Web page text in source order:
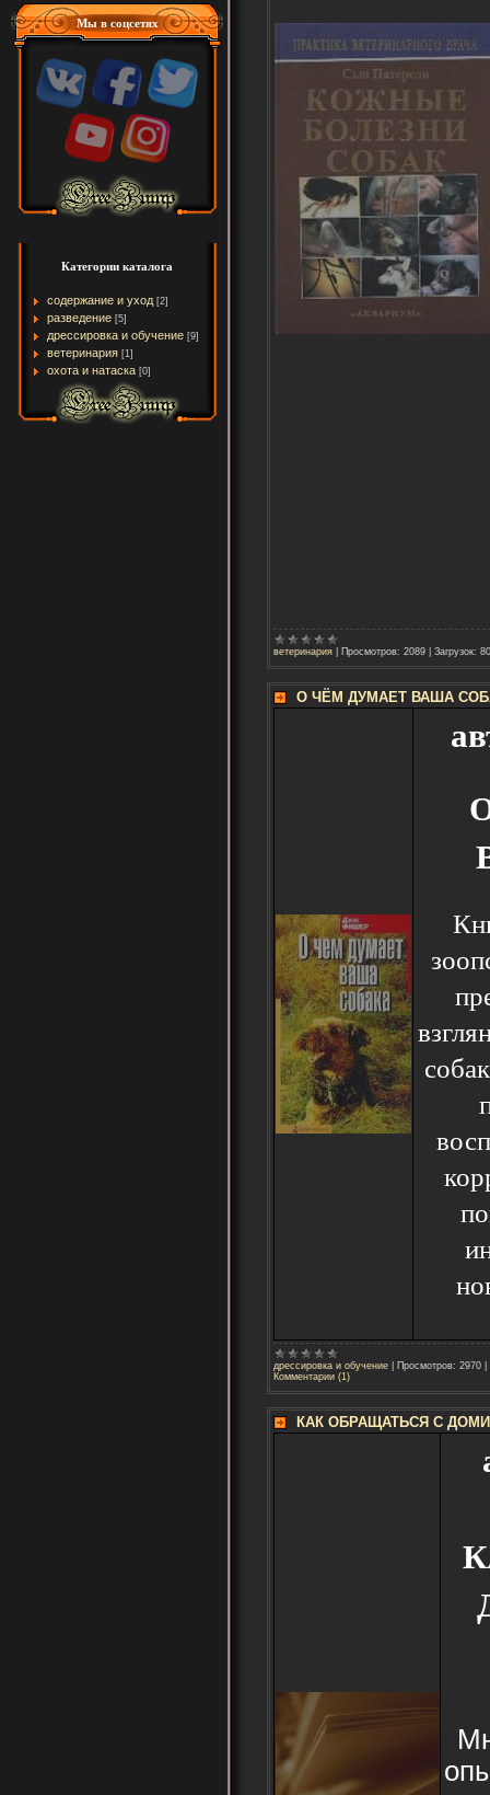
Мы в соцсетях
Категории каталога
содержание и уход [2]
разведение [5]
дрессировка и обучение [9]
ветеринария [1]
охота и натаска [0]
ветеринария Просмотров: 2089 Загрузок:
О ЧЁМ ДУМАЕТ ВАША
дрессировка и обучение Просмотров: 2970
Комментарии (1)
КАК ОБРАЩАТЬСЯ С